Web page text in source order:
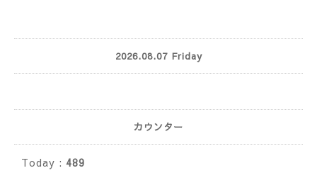
2026.08.07 Friday
カウンター
Today : 489